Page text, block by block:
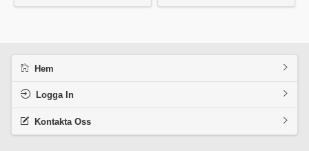
Hem
Logga In
Kontakta Oss